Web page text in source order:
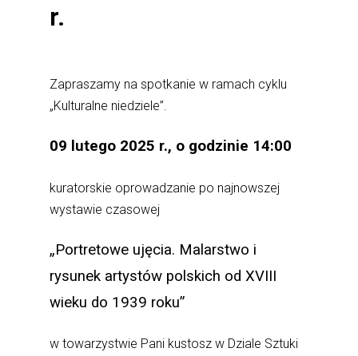
r.
Zapraszamy na spotkanie w ramach cyklu
„Kulturalne niedziele”.
09 lutego 2025 r., o godzinie 14:00
kuratorskie oprowadzanie po najnowszej
wystawie czasowej
„Portretowe ujęcia. Malarstwo i
rysunek artystów polskich od XVIII
wieku do 1939 roku”
w towarzystwie Pani kustosz w Dziale Sztuki